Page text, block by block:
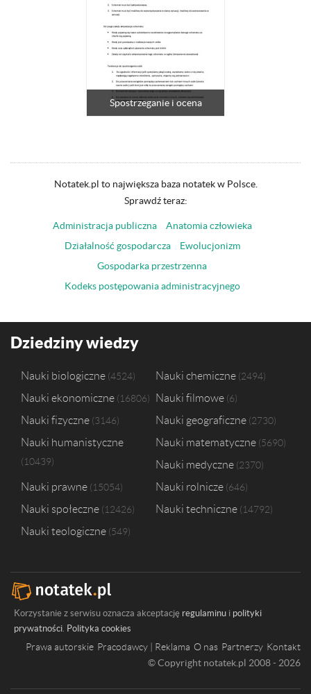
Spostrzeganie i ocena
Notatek.pl to największa baza notatek w Polsce.
Sprawdź teraz:
Administracja publiczna
Anatomia człowieka
Działalność gospodarcza
Ewolucjonizm
Gospodarka przestrzenna
Kodeks postępowania administracyjnego
Dziedziny wiedzy
Nauki biologiczne 4524 Nauki chemiczne 2494
Nauki ekonomiczne 16806 Nauki filmowe 6
Nauki fizyczne 3146 Nauki geograficzne 2730
Nauki humanistyczne
10439
Nauki matematyczne 5690
Nauki medyczne 2370
Nauki prawne 15054 Nauki rolnicze 646
Nauki społeczne 12426 Nauki techniczne 14792
Nauki teologiczne 549
Korzystanie z serwisu oznacza akceptację regulaminu i polityki
prywatności. Polityka cookies
Prawa autorskie Pracodawcy | Reklama O nas Partnerzy Kontakt
© Copyright notatek.pl 2008 - 2026